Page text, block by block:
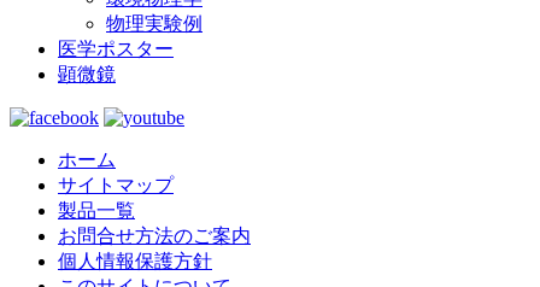
物理実験例
医学ポスター
顕微鏡
ホーム
サイトマップ
製品一覧
お問合せ方法のご案内
個人情報保護方針